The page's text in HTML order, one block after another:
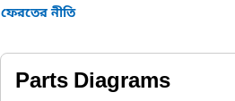
ফেরতের নীতি
Parts Diagrams